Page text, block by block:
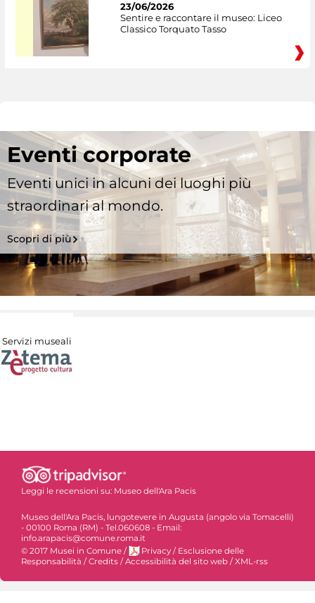
23/06/2026
Sentire e raccontare il museo: Liceo
Classico Torquato Tasso
Eventi corporate
Eventi unici in alcuni dei luoghi più
straordinari al mondo.
Scopri di più
Servizi museali
Leggi le recensioni su: Museo dell'Ara Pacis
Museo dell'Ara Pacis, lungotevere in Augusta (angolo via Tomacelli)
- 00100 Roma (RM) - Tel.060608 - Email:
info.arapacis@comune.roma.it
© 2017 Musei in Comune / Privacy / Esclusione delle
Responsabilità /Credits /Accessibilità del sito web /XML-rss